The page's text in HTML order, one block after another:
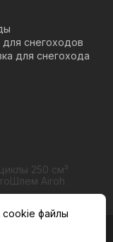
для снегоходов
для снегохода
250 см³
Шлем Airoh
файлы